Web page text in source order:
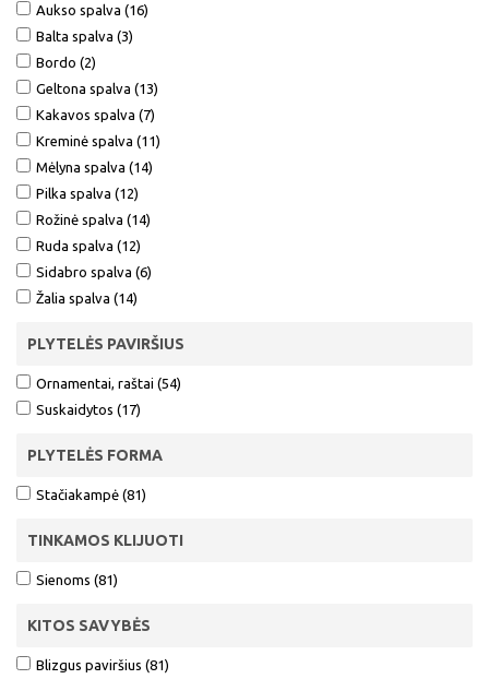
Aukso spalva (16)
Balta spalva (3)
Bordo (2)
Geltona spalva (13)
Kakavos spalva (7)
Kreminė spalva (11)
Mėlyna spalva (14)
Pilka spalva (12)
Rožinė spalva (14)
Ruda spalva (12)
Sidabro spalva (6)
Žalia spalva (14)
PLYTELĖS PAVIRŠIUS
Ornamentai, raštai (54)
Suskaidytos (17)
PLYTELĖS FORMA
Stačiakampė (81)
TINKAMOS KLIJUOTI
Sienoms (81)
KITOS SAVYBĖS
Blizgus paviršius (81)